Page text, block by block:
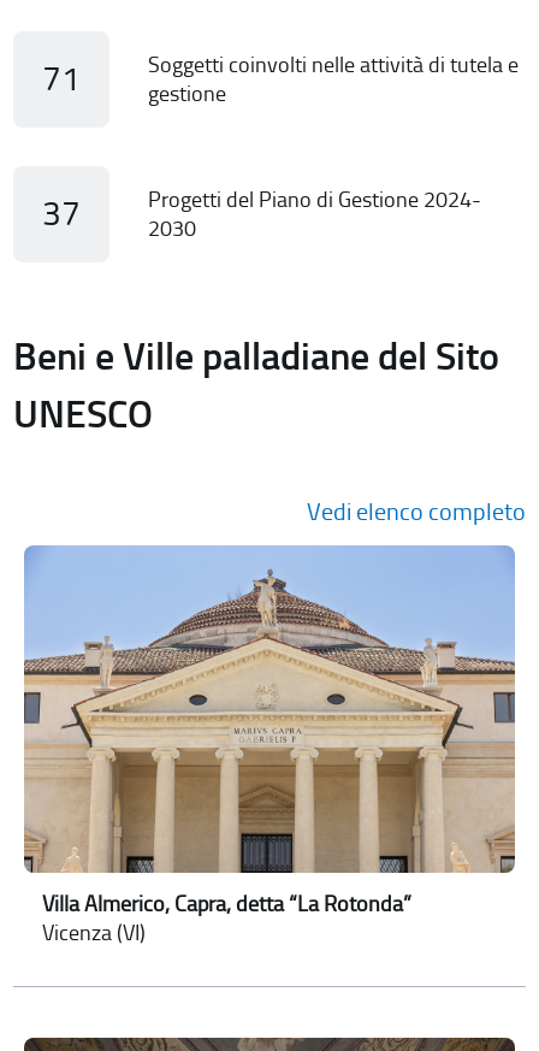
71
Soggetti coinvolti nelle attività di tutela e
gestione
37
Progetti del Piano di Gestione 2024-
2030
Beni e Ville palladiane del Sito
UNESCO
Vedi elenco completo
Villa Almerico, Capra, detta “La Rotonda”
Vicenza (VI)